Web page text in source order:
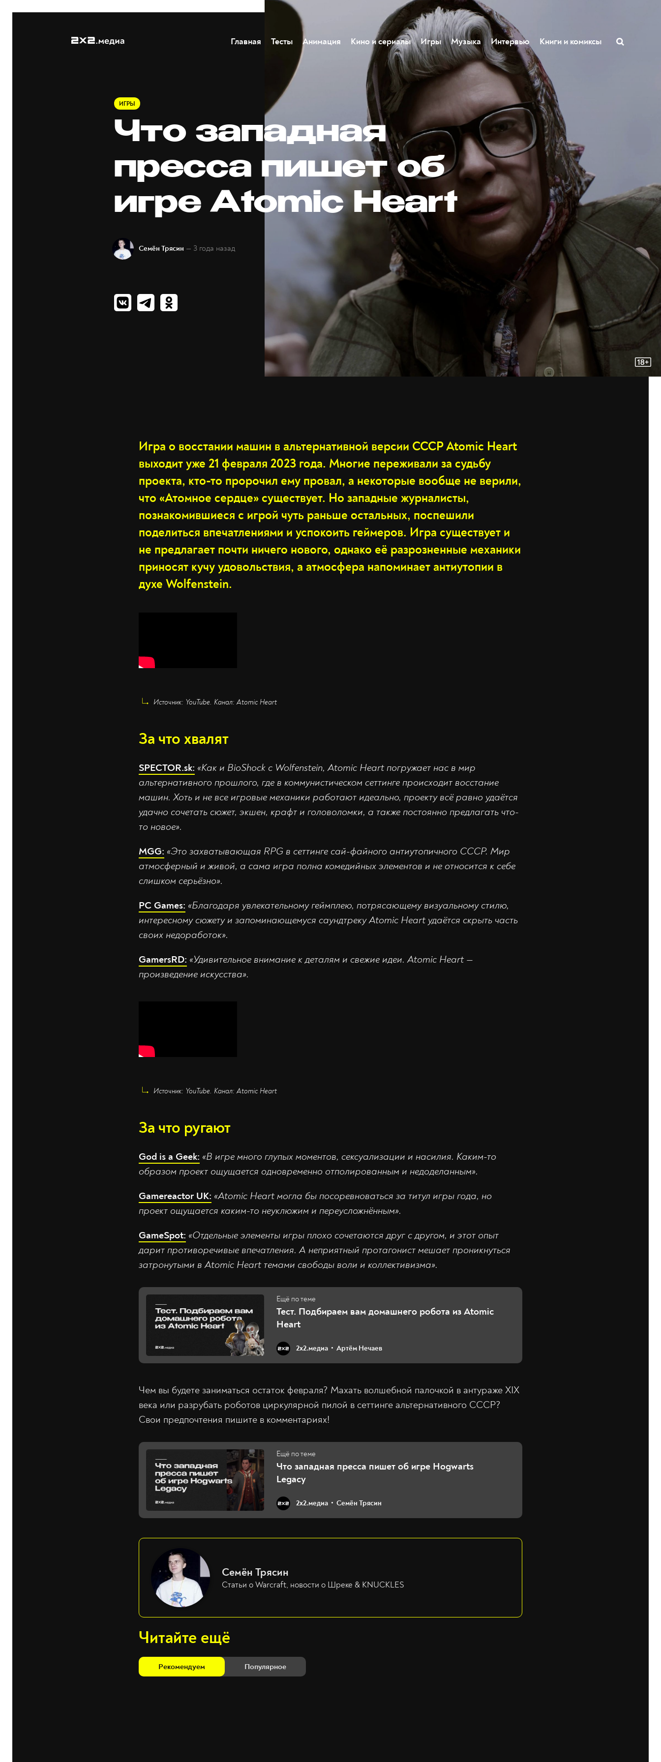
Главная Тесты Анимация Кино и сериалы Игры Музыка Интервью Книги и комиксы
ИГРЫ
Что западная
пресса пишет об
игре Atomic Heart
Семён Трясин — 3 года назад
Игра о восстании машин в альтернативной версии СССР Atomic Heart
выходит уже 21 февраля 2023 года. Многие переживали за судьбу
проекта, кто-то пророчил ему провал, а некоторые вообще не верили,
что «Атомное сердце» существует. Но западные журналисты,
познакомившиеся с игрой чуть раньше остальных, поспешили
поделиться впечатлениями и успокоить геймеров. Игра существует и
не предлагает почти ничего нового, однако её разрозненные механики
приносят кучу удовольствия, а атмосфера напоминает антиутопии в
духе Wolfenstein.
Источник: YouTube. Канал: Atomic Heart
За что хвалят
SPECTOR.sk: «Как и BioShock с Wolfenstein, Atomic Heart погружает нас в мир
альтернативного прошлого, где в коммунистическом сеттинге происходит восстание
машин. Хоть и не все игровые механики работают идеально, проекту всё равно удаётся
удачно сочетать сюжет, экшен, крафт и головоломки, а также постоянно предлагать что-
то новое».
MGG: «Это захватывающая RPG в сеттинге сай-файного антиутопичного СССР. Мир
атмосферный и живой, а сама игра полна комедийных элементов и не относится к себе
слишком серьёзно».
PC Games: «Благодаря увлекательному геймплею, потрясающему визуальному стилю,
интересному сюжету и запоминающемуся саундтреку Atomic Heart удаётся скрыть часть
своих недоработок».
GamersRD: «Удивительное внимание к деталям и свежие идеи. Atomic Heart —
произведение искусства».
Источник: YouTube. Канал: Atomic Heart
За что ругают
God is a Geek: «В игре много глупых моментов, сексуализации и насилия. Каким-то
образом проект ощущается одновременно отполированным и недоделанным».
Gamereactor UK: «Atomic Heart могла бы посоревноваться за титул игры года, но
проект ощущается каким-то неуклюжим и переусложнённым».
GameSpot: «Отдельные элементы игры плохо сочетаются друг с другом, и этот опыт
дарит противоречивые впечатления. А неприятный протагонист мешает проникнуться
затронутыми в Atomic Heart темами свободы воли и коллективизма».
Тест. Подбираем вам домашнего робота из Atomic
Heart
2х2.медиа Артём Нечаев
Чем вы будете заниматься остаток февраля? Махать волшебной палочкой в антураже XIX
века или разрубать роботов циркулярной пилой в сеттинге альтернативного СССР?
Свои предпочтения пишите в комментариях!
Что западная пресса пишет об игре Hogwarts
Legacy
2х2.медиа Семён Трясин
Семён Трясин
Статьи о Warcraft, новости о Шреке & KNUCKLES
Читайте ещё
Рекомендуем Популярное